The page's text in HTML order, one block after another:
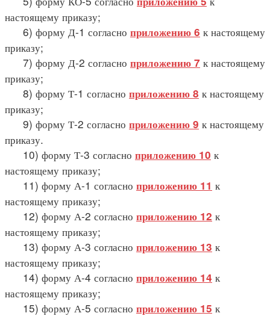
настоящему приказу;
6) форму Д-1 согласно приложению 6 к настоящему
приказу;
7) форму Д-2 согласно приложению 7 к настоящему
приказу;
8) форму Т-1 согласно приложению 8 к настоящему
приказу;
9) форму Т-2 согласно приложению 9 к настоящему
приказу.
10) форму Т-3 согласно приложению 10 к
настоящему приказу;
11) форму А-1 согласно приложению 11 к
настоящему приказу;
12) форму А-2 согласно приложению 12 к
настоящему приказу;
13) форму А-3 согласно приложению 13 к
настоящему приказу;
14) форму А-4 согласно приложению 14 к
настоящему приказу;
15) форму А-5 согласно приложению 15 к